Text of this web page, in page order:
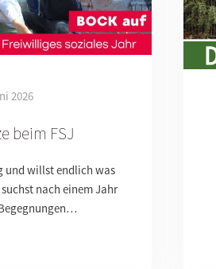
2026
beim FSJ
und willst endlich was
nach einem Jahr